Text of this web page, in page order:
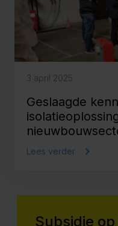
3 april 2025
Geslaagde
Lees verder
Subsidie